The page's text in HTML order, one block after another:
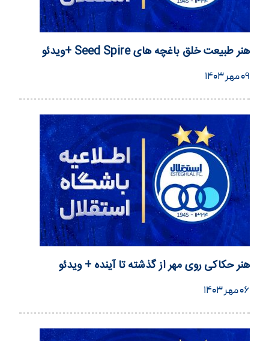
هنر طبیعت خلق باغچه های Seed Spire +ویدئو
۰۹ مهر ۱۴۰۳
هنر حکاکی روی مهر از گذشته تا آینده + ویدئو
۰۶ مهر ۱۴۰۳